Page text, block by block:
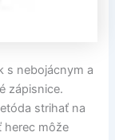
s nebojácnym a
zápisnice.
strihať na
herec môže